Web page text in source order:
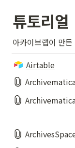
튜토리얼
아카이브랩이 만
Airtable